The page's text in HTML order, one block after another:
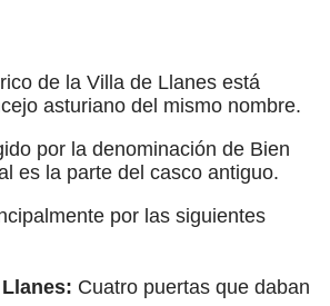
de la Villa de Llanes está
asturiano del mismo nombre.
por la denominación de Bien
es la parte del casco antiguo.
por las siguientes
Cuatro puertas que daban